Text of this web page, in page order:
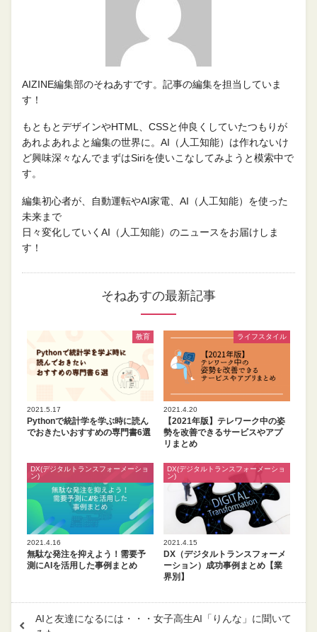
AIZINE編集部のそねあすです。記事の編集を担当していま
す！
もともとデザインやHTML、CSSと仲良くしていたつもりが
あれよあれよと編集の世界に。AI（人工知能）は作れないけ
ど興味深々なんでまずはSiriを使いこなしてみようと模索中で
す。
編集初心者が、自動運転やAI家電、AI（人工知能）を使った
未来まで
日々変化していくAI（人工知能）のニュースをお届けしま
す！
そねあすの最新記事
教育
2021.5.17
Pythonで統計学を学ぶ時に読ん
でおきたいおすすめの専門書6選
ライフスタイル
2021.4.20
【2021年版】テレワーク中の姿
勢を改善できるサービスやアプ
リまとめ
DX(デジタルトランスフォーメーショ
ン)
2021.4.16
無駄な発注を抑えよう！需要予
測にAIを活用した事例まとめ
DX(デジタルトランスフォーメーショ
ン)
2021.4.15
DX（デジタルトランスフォーメ
ーション）成功事例まとめ【業
界別】
AIと友達になるには・・・女子高生AI「りんな」に聞いて